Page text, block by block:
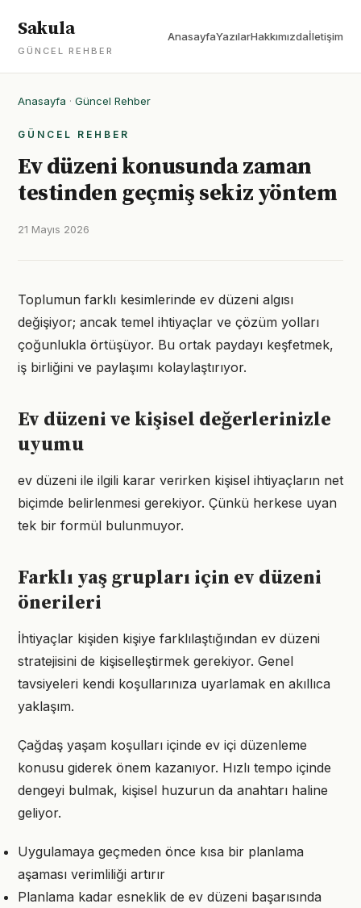
Sakula
GÜNCEL REHBER
AnasayfaYazılarHakkımızdaİletişim
Anasayfa · Güncel Rehber
GÜNCEL REHBER
Ev düzeni konusunda zaman
testinden geçmiş sekiz yöntem
21 Mayıs 2026
Toplumun farklı kesimlerinde ev düzeni algısı
değişiyor; ancak temel ihtiyaçlar ve çözüm yolları
çoğunlukla örtüşüyor. Bu ortak paydayı keşfetmek,
iş birliğini ve paylaşımı kolaylaştırıyor.
Ev düzeni ve kişisel değerlerinizle
uyumu
ev düzeni ile ilgili karar verirken kişisel ihtiyaçların net
biçimde belirlenmesi gerekiyor. Çünkü herkese uyan
tek bir formül bulunmuyor.
Farklı yaş grupları için ev düzeni
önerileri
İhtiyaçlar kişiden kişiye farklılaştığından ev düzeni
stratejisini de kişiselleştirmek gerekiyor. Genel
tavsiyeleri kendi koşullarınıza uyarlamak en akıllıca
yaklaşım.
Çağdaş yaşam koşulları içinde ev içi düzenleme
konusu giderek önem kazanıyor. Hızlı tempo içinde
dengeyi bulmak, kişisel huzurun da anahtarı haline
geliyor.
Uygulamaya geçmeden önce kısa bir planlama
aşaması verimliliği artırır
Planlama kadar esneklik de ev düzeni başarısında